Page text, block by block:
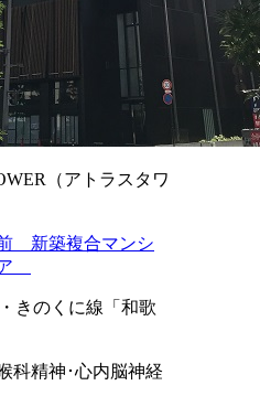
（アトラスタワ
新築複合マンシ
きのくに線「和歌
科精神･心内 脳神経